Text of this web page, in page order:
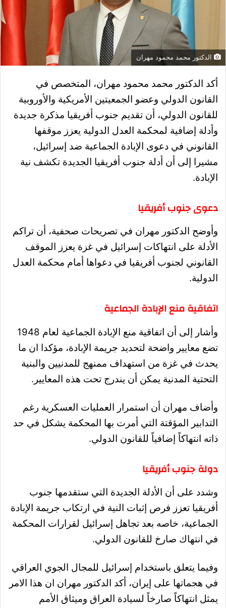
الدكتور محمد محمود مهران
أكد الدكتور محمد محمود مهران، المتخصص في
القانون الدولي وعضو الجمعيتين الأمريكية والأوروبية
للقانون الدولي، أن تقديم جنوب أفريقيا مذكرة جديدة
وأدلة إضافية لمحكمة العدل الدولية يعزز موقفها
القانوني في دعوى الإبادة الجماعية ضد إسرائيل،
مشيرا إلى أن أدلة جنوب أفريقيا الجديدة تكشف نية
الإبادة.
دعوى جنوب أفريقيا
وأوضح الدكتور مهران في تصريحات صحفية، أن تراكم
الأدلة على انتهاكات إسرائيل في غزة يعزز الموقف
القانوني لجنوب أفريقيا في دعواها أمام محكمة العدل
الدولية.
اتفاقية منع الإبادة الجماعية
وأشار إلى أن اتفاقية منع الإبادة الجماعية لعام 1948
تضع معايير واضحة لتحديد جريمة الإبادة، مؤكدا ان ما
يحدث في غزة من استهداف ممنهج للمدنيين والبنية
التحتية المدنية يمكن أن يندرج تحت هذه المعايير.
وأضاف مهران أن استمرار العمليات العسكرية رغم
التدابير المؤقتة التي أمرت بها المحكمة يشكل في حد
ذاته انتهاكاً إضافياً للقانون الدولي.
دولة جنوب أفريقيا
وشدد على أن الأدلة الجديدة التي ستقدمها جنوب
أفريقيا تعزز فرص إثبات النية في ارتكاب جريمة الإبادة
الجماعية، خاصه بعد تجاهل إسرائيل لقرارات المحكمة
في انتهاك صارخ للقانون الدولي.
وفيما يتعلق باستخدام إسرائيل للمجال الجوي العراقي
في هجماتها على إيران، أكد الدكتور مهران ان هذا الامر
يمثل انتهاكاً صارخاً لسيادة العراق وميثاق الأمم